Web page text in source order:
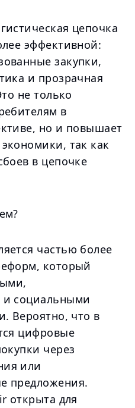
цепочка
эффективной:
закупки,
и прозрачная
не только
в
но и повышает
так как
в цепочке
частью более
который
и социальными
Вероятно, что в
цифровые
через
или
предложения.
открыта для